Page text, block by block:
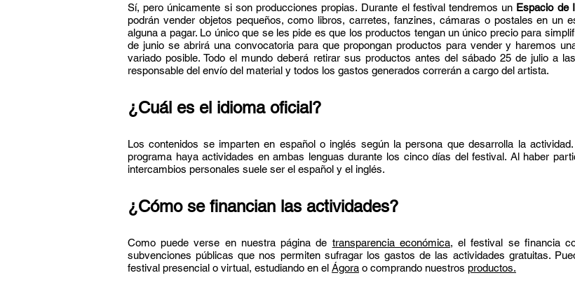
Sí, pero únicamente si son producciones propias. Durante el festival tendremos un Espacio de
podrán vender objetos pequeños, como libros, carretes, fanzines, cámaras o postales en un
alguna a pagar. Lo único que se les pide es que los productos tengan un único precio para
de junio se abrirá una convocatoria para que propongan productos para vender y haremos
variado posible. Todo el mundo deberá retirar sus productos antes del sábado 25 de julio a
responsable del envío del material y todos los gastos generados correrán a cargo del artista.
¿Cuál es el idioma oficial?
Los contenidos se imparten en español o inglés según la persona que desarrolla la
programa haya actividades en ambas lenguas durante los cinco días del festival. Al haber
intercambios personales suele ser el español y el inglés.
¿Cómo se financian las actividades?
Como puede verse en nuestra página de transparencia económica, el festival se financia
subvenciones públicas que nos permiten sufragar los gastos de las actividades gratuitas.
festival presencial o virtual, estudiando en el Ágora o comprando nuestros productos.